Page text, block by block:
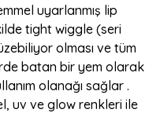
uyarlanmış lip
tight wiggle (seri
olması ve tüm
batan bir yem olarak
olanağı sağlar .
uv ve glow renkleri ile